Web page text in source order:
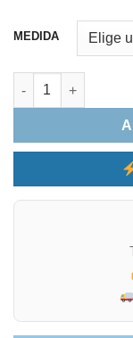
MEDIDA
FUNDA